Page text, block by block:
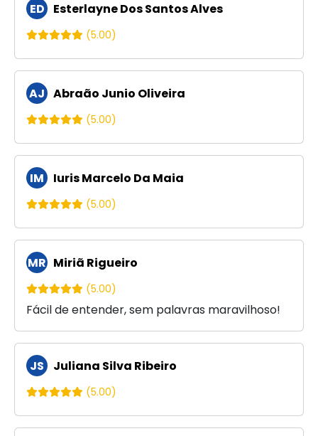
ED Esterlayne Dos Santos Alves
(5.00)
AJ Abraão Junio Oliveira
(5.00)
IM Iuris Marcelo Da Maia
(5.00)
MR Miriã Rigueiro
(5.00)
Fácil de entender, sem palavras maravilhoso!
JS Juliana Silva Ribeiro
(5.00)